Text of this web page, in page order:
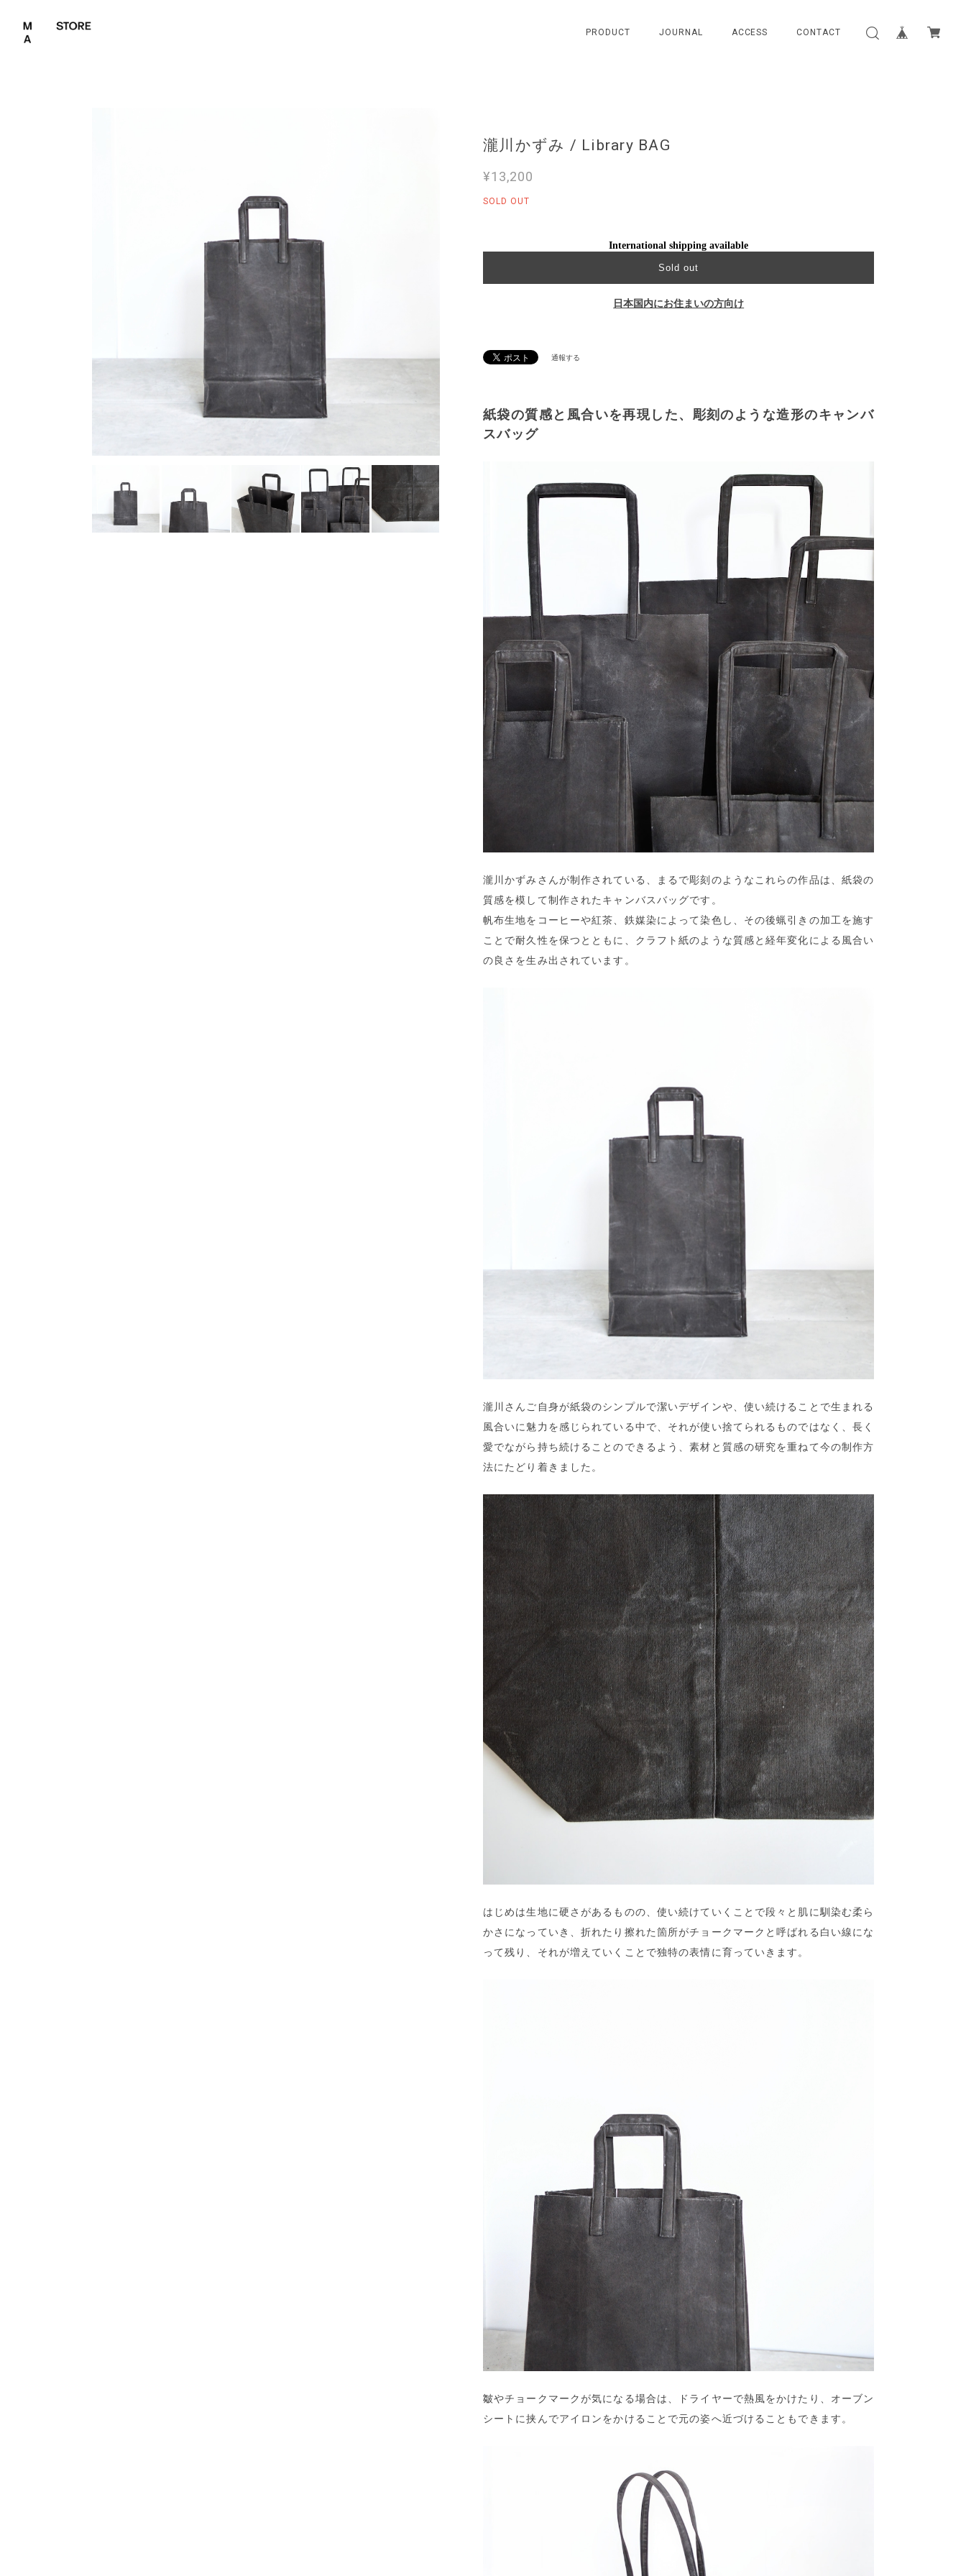
PRODUCT JOURNAL ACCESS CONTACT
瀧川かずみ / Library BAG
¥13,200
SOLD OUT
International shipping available
Sold out
日本国内にお住まいの方向け
通報する
紙袋の質感と風合いを再現した、彫刻のような造形のキャンバ
スバッグ
瀧川かずみさんが制作されている、まるで彫刻のようなこれらの作品は、紙袋の
質感を模して制作されたキャンバスバッグです。
帆布生地をコーヒーや紅茶、鉄媒染によって染色し、その後蝋引きの加工を施す
ことで耐久性を保つとともに、クラフト紙のような質感と経年変化による風合い
の良さを生み出されています。
瀧川さんご自身が紙袋のシンプルで潔いデザインや、使い続けることで生まれる
風合いに魅力を感じられている中で、それが使い捨てられるものではなく、長く
愛でながら持ち続けることのできるよう、素材と質感の研究を重ねて今の制作方
法にたどり着きました。
はじめは生地に硬さがあるものの、使い続けていくことで段々と肌に馴染む柔ら
かさになっていき、折れたり擦れた箇所がチョークマークと呼ばれる白い線にな
って残り、それが増えていくことで独特の表情に育っていきます。
皺やチョークマークが気になる場合は、ドライヤーで熱風をかけたり、オーブン
シートに挟んでアイロンをかけることで元の姿へ近づけることもできます。